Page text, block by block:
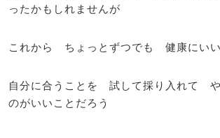
ったかもしれませんが
これから ちょっとずつでも 健康にい
自分に合うことを 試して採り入れて や
のがいいことだろう